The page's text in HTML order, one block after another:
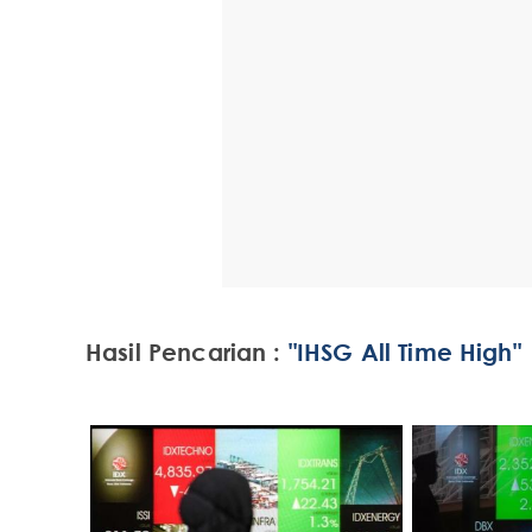
Hasil Pencarian : "IHSG All Time High"